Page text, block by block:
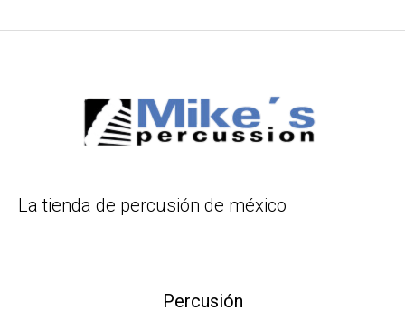
La tienda de percusión de méxico
Percusión